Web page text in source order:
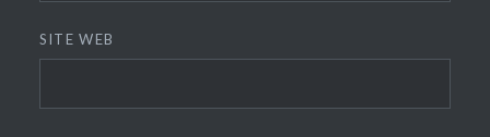
SITE WEB